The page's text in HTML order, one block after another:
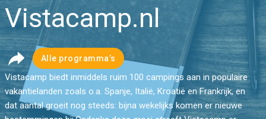
Vistacamp.nl
Alle programma’s
Vistacamp biedt inmiddels ruim 100 campings aan in populaire
vakantielanden zoals o.a. Spanje, Italië, Kroatië en Frankrijk, en
dat aantal groeit nog steeds: bijna wekelijks komen er nieuwe